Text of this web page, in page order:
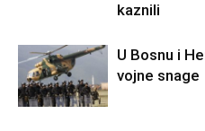
kaznili
U Bosnu i
vojne snage